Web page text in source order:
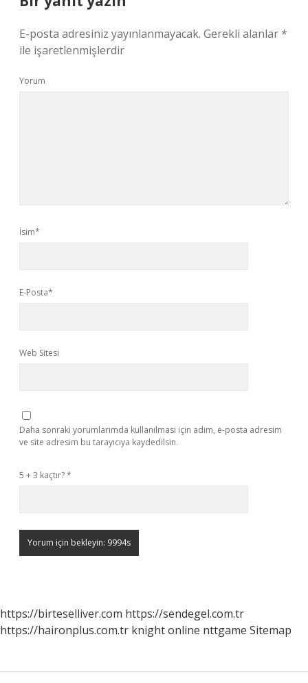
E-posta adresiniz yayınlanmayacak. Gerekli alanlar*
ile işaretlenmişlerdir
Yorum
İsim*
E-Posta*
Web Sitesi
Daha sonraki yorumlarımda kullanılması için adım, e-posta adresim
ve site adresim bu tarayıcıya kaydedilsin.
5 + 3 kaçtır?*
https://birteselliver.com https://sendegel.com.tr
https://haironplus.com.tr knight online nttgame Sitemap